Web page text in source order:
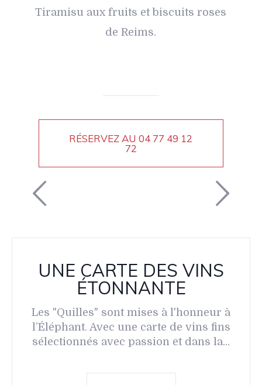
Tiramisu aux fruits et biscuits roses
de Reims.
RÉSERVEZ AU04 77 49 12
72
UNE CARTE DES VINS
ÉTONNANTE
Les "Quilles" sont mises à l'honneur à
l’Éléphant. Avec une carte de vins fins
sélectionnés avec passion et dans la...